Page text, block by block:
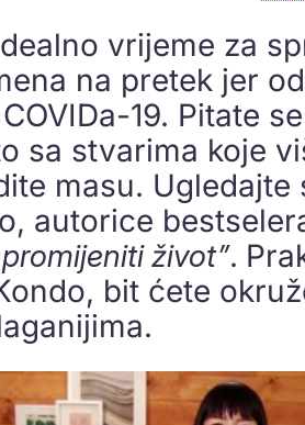
vrijeme za
na pretek jer
19. Pitate se
sa stvarima koje
masu.
autorice
život”.
bit ćete